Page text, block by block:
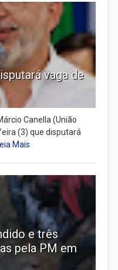
vaga de
Canella (União
(3) que disputará
Mais
e três
pela PM em